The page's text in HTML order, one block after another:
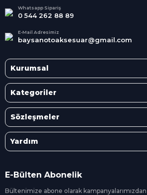
Whatsapp Sipariş
0 544 262 88 89
E-Mail Adresimiz
baysanotoaksesuar@gmail.com
Kurumsal
Kategoriler
Sözleşmeler
Yardım
E-Bülten Abonelik
Bültenimize abone olarak kampanyalarımızdan